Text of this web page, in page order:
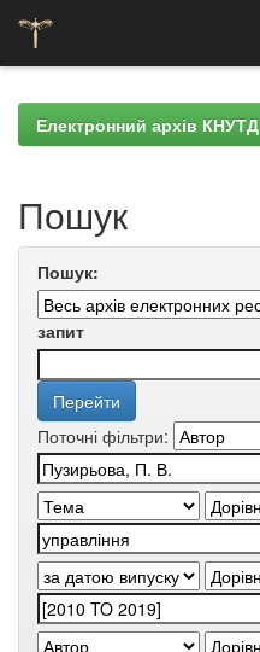
navigationЕлектронний архів КНУТД
Пошук
Пошук:
запит
Поточні фільтри: